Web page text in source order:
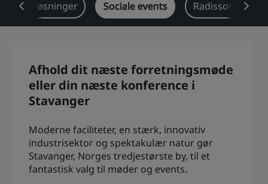
Park Plaza Park Inn by Radisson
Prize by Radisson Country Inn & Suites
Tilknyttede brands i Kina
Jin Jiang
Besøg vores blog
Sociale events Radisson
Afhold dit næste forretningsmøde
eller din næste konference i
Stavanger
Moderne faciliteter, en stærk, innovativ
industrisektor og spektakulær natur gør
Stavanger, Norges tredjestørste by, til et
fantastisk valg til møder og events.